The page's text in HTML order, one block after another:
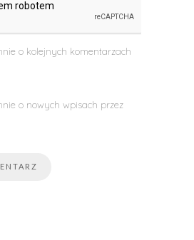
o kolejnych komentarzach
o nowych wpisach przez